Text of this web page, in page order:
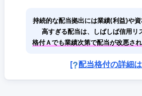
持続的な配当拠出には業績(利益)や資
高すぎる配当は、しばしば信用リ
格付Ａでも業績次第で配当が改悪さ
[ 配当格付の詳細